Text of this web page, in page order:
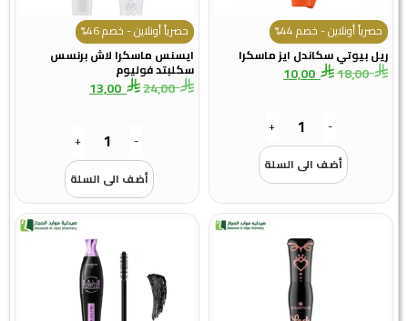
حصرياً أونلاين - خصم 44%
ريل بيوتي سكاندل ايز ماسكرا
18,00
10,00
-
+
أضف الى السلة
حصرياً أونلاين - خصم 46%
ايسنس ماسكرا لاش برنسس
سكلبتد فوليوم
24,00
13,00
-
+
أضف الى السلة